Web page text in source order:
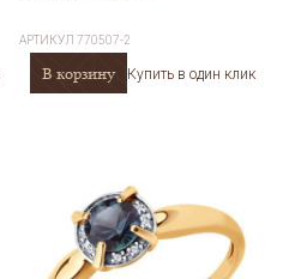
АРТИКУЛ770507-2
В корзину Купить в один клик